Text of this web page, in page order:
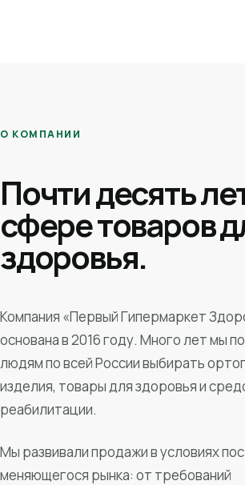
О КОМПАНИИ
Почти десять
сфере товаров
здоровья.
Компания «Первый Гипермаркет
основана в 2016 году. Много лет мы
людям по всей России выбирать
изделия, товары для здоровья и
реабилитации.
Мы развивали продажи в условиях
меняющегося рынка: от требований